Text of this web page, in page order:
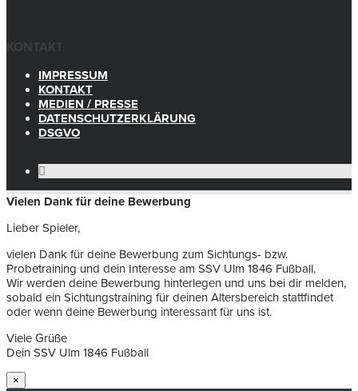
KONTAKT
IMPRESSUM
KONTAKT
MEDIEN / PRESSE
DATENSCHUTZERKLÄRUNG
DSGVO
Vielen Dank für deine Bewerbung
Lieber Spieler,
vielen Dank für deine Bewerbung zum Sichtungs- bzw.
Probetraining und dein Interesse am SSV Ulm 1846 Fußball.
Wir werden deine Bewerbung hinterlegen und uns bei dir melden,
sobald ein Sichtungstraining für deinen Altersbereich stattfindet
oder wenn deine Bewerbung interessant für uns ist.
Viele Grüße
Dein SSV Ulm 1846 Fußball
×